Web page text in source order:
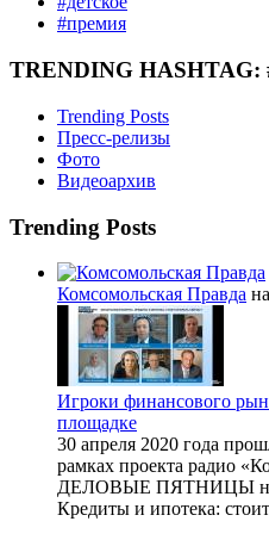
#премия
TRENDING HASHTAG:
Trending Posts
Пресс-релизы
Фото
Видеоархив
Trending Posts
Комсомольская Правда
Игроки финансового
площадке
30 апреля 2020 года
рамках проекта радио
ДЕЛОВЫЕ ПЯТНИЦЫ на
Кредиты и ипотека: